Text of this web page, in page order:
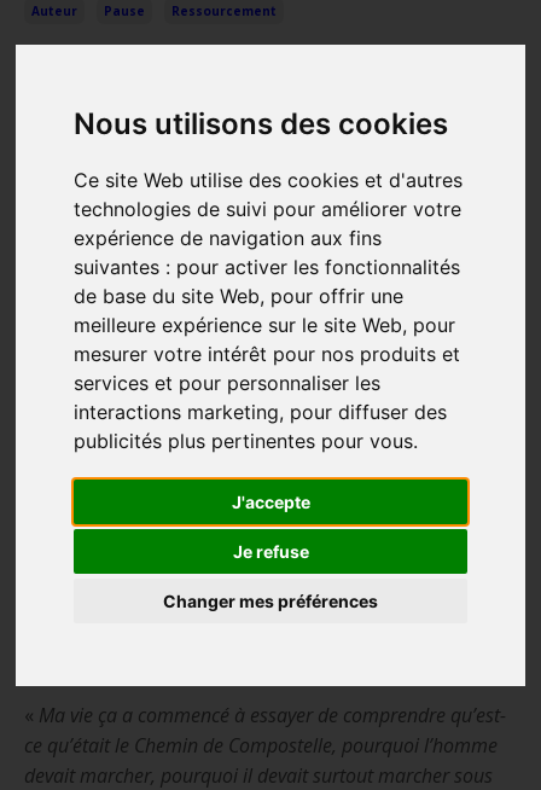
Nous utilisons des cookies
Ce site Web utilise des cookies et d'autres
technologies de suivi pour améliorer votre
expérience de navigation aux fins
suivantes : pour activer les fonctionnalités
de base du site Web, pour offrir une
meilleure expérience sur le site Web, pour
mesurer votre intérêt pour nos produits et
services et pour personnaliser les
interactions marketing, pour diffuser des
publicités plus pertinentes pour vous.
J'accepte
Je refuse
Changer mes préférences
Auteur Pause Ressourcement
« cela a été le plus grand moment de ma vie
En 2000, François Brin sillonne le Chemin de Saint-
Jacques-de-Compostelle. Ce parcours a changé sa vie
Les Lumières de Compostelle.
« Ma vie ça a commencé à essayer de comprendre qu’est-
ce qu’était le Chemin de Compostelle, pourquoi l’homme
devait marcher, pourquoi il devait surtout marcher sous